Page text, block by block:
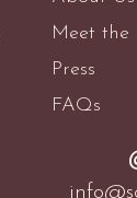
Meet the
Press
FAQs